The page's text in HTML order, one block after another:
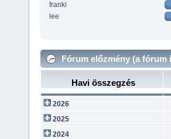
franki
lee
Fórum előzmény (a fórum
Havi összegzés
2026
2025
2024